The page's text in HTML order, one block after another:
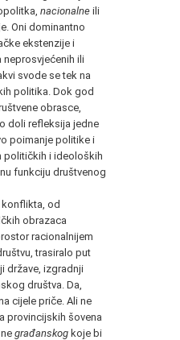
nacionalne ili
Oni dominantno
ekstenzije i
neprosvjećenih ili
svode se tek na
politika. Dok god
obrasce,
doli refleksija jedne
poimanje politike i
političkih i ideoloških
funkciju društvenog
od
obrazaca
racionalnijem
trasiralo put
države, izgradnji
društva. Da,
cijele priče. Ali ne
provincijskih šovena
građanskog koje bi